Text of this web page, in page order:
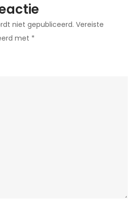
niet gepubliceerd. Vereiste
met *